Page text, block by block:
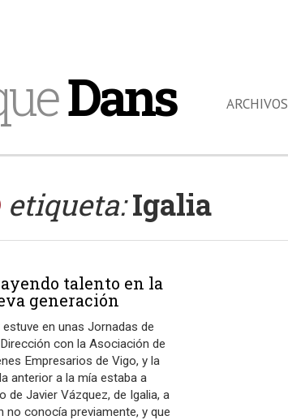
Dans ARCHIVOS
etiqueta: Igalia
talento en la
generación
estuve en unas Jornadas de
con la Asociación de
Empresarios de Vigo, y la
anterior a la mía estaba a
de Javier Vázquez, de Igalia, a
no conocía previamente, y que